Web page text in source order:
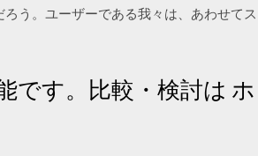
う。ユーザーである我々は、あわせてス
です。比較・検討は ホ